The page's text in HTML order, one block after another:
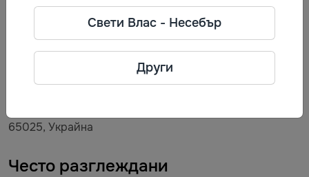
Информация за производител
VALESTO
65025, Украйна
Често разглеждани
Свети Влас - Несебър
Други